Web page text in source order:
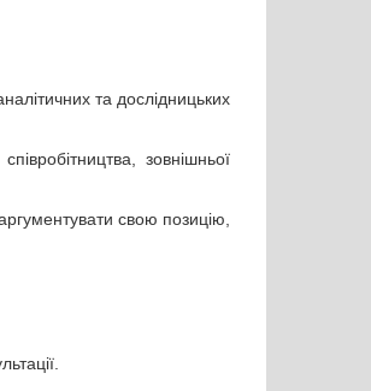
та дослідницьких
зовнішньої
свою позицію,